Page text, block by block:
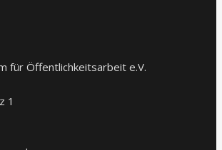
für Öffentlichkeitsarbeit e.V.
1